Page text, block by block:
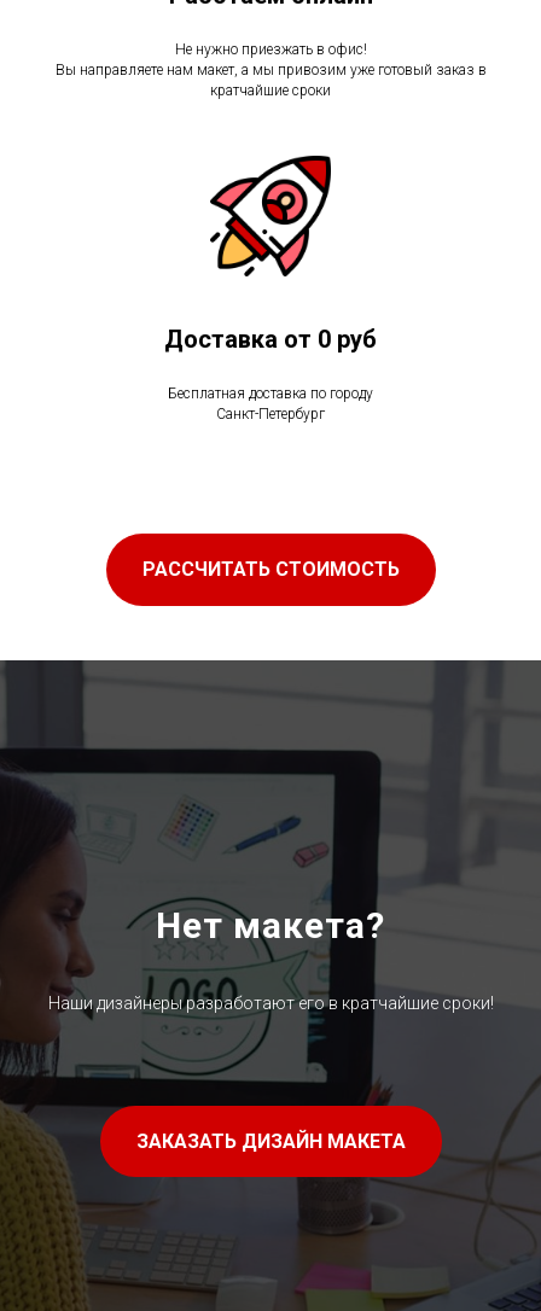
Не нужно приезжать в офис!
Вы направляете нам макет, а мы привозим уже готовый заказ в
кратчайшие сроки
Доставка от 0 руб
Бесплатная доставка по городу
Санкт-Петербург
РАССЧИТАТЬ СТОИМОСТЬ
Нет макета?
Наши дизайнеры разработают его в кратчайшие сроки!
ЗАКАЗАТЬ ДИЗАЙН МАКЕТА